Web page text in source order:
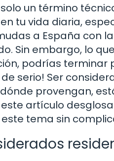
un término
tu vida diaria,
a España con
Sin embargo, lo
podrías terminar
de serio! Ser
provengan,
este artículo
tema sin